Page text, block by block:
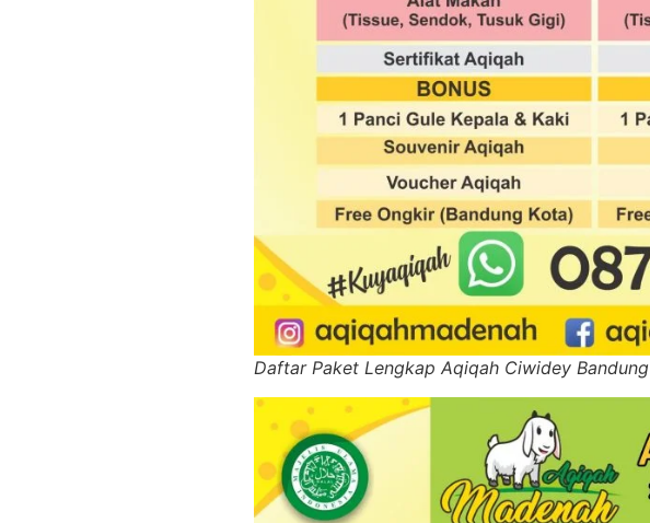
Daftar Paket Lengkap Aqiqah Ciwidey Bandung